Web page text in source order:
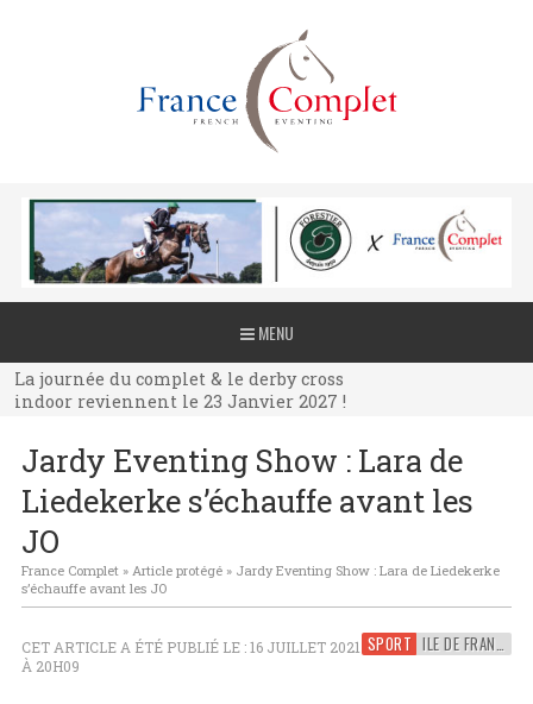
MENU
La journée du complet & le derby cross
indoor reviennent le 23 Janvier 2027 !
La journée du complet & le derby cross
indoor reviennent le 23 Janvier 2027 !
indoor reviennent le 23 Janvier 2027 !
Jardy Eventing Show : Lara de
Liedekerke s’échauffe avant les
JO
France Complet» Article protégé» Jardy Eventing Show : Lara de Liedekerke
s’échauffe avant les JO
SPORT ILE DE FRANCE
CET ARTICLE A ÉTÉ PUBLIÉ LE : 16 JUILLET 2021
À 20H09